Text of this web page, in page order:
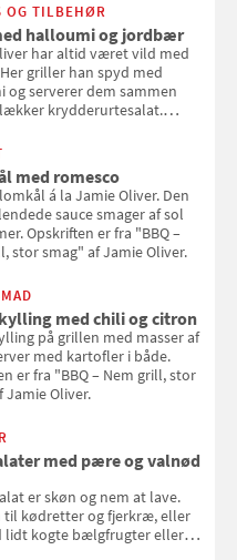
OG TILBEHØR
halloumi og jordbær
har altid været vild med
griller han spyd med
og serverer dem sammen
krydderurtesalat.
Oliver.
med romesco
á la Jamie Oliver. Den
sauce smager af sol
Opskriften er fra "BBQ –
stor smag" af Jamie Oliver.
med chili og citron
på grillen med masser af
med kartofler i både.
er fra "BBQ – Nem grill, stor
Jamie Oliver.
med pære og valnød
er skøn og nem at lave.
til kødretter og fjerkræ, eller
lidt kogte bælgfrugter eller